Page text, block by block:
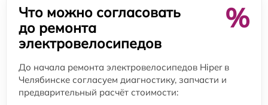
Что можно согласовать
до ремонта
электровелосипедов
%
До начала ремонта электровелосипедов Hiper в
Челябинске согласуем диагностику, запчасти и
предварительный расчёт стоимости: